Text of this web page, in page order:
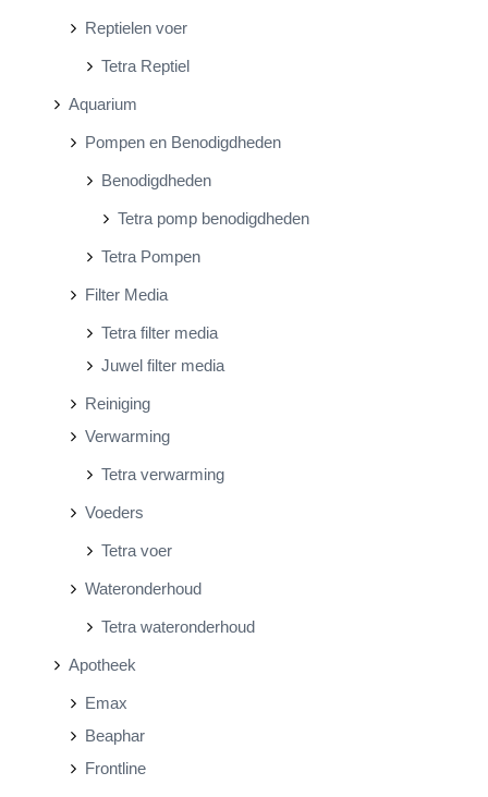
Reptielen voer
Tetra Reptiel
Aquarium
Pompen en Benodigdheden
Benodigdheden
Tetra pomp benodigdheden
Tetra Pompen
Filter Media
Tetra filter media
Juwel filter media
Reiniging
Verwarming
Tetra verwarming
Voeders
Tetra voer
Wateronderhoud
Tetra wateronderhoud
Apotheek
Emax
Beaphar
Frontline